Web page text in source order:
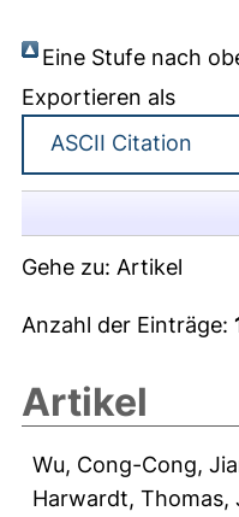
Eine Stufe nach
Exportieren als
Gehe zu: Artikel
Anzahl der Einträge:
Artikel
Wu, Cong-Cong,
Harwardt, Thomas,